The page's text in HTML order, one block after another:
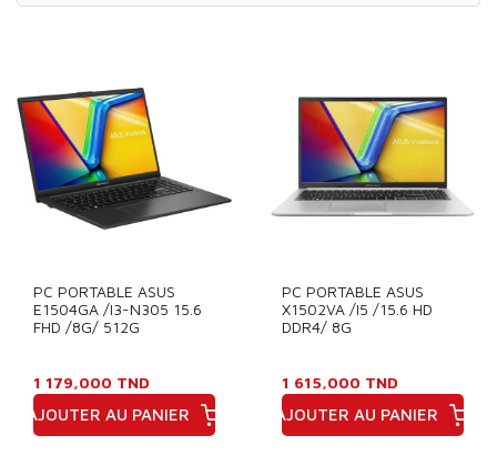
PC PORTABLE ASUS
E1504GA /I3-N305 15.6
FHD /8G/ 512G
1 179,000 TND
AJOUTER AU PANIER
PC PORTABLE ASUS
X1502VA /I5 /15.6 HD
DDR4/ 8G
1 615,000 TND
AJOUTER AU PANIER